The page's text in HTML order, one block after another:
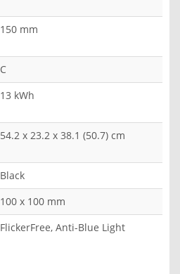
150 mm
C
13 kWh
54.2 x 23.2 x 38.1 (50.7) cm
Black
100 x 100 mm
FlickerFree, Anti-Blue Light